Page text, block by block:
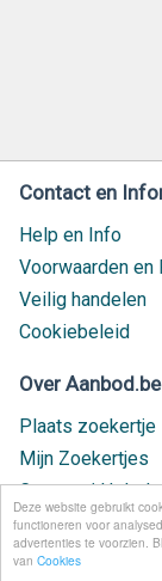
Deze website gebruikt
functioneren voor
advertenties te voorzien.
van Cookies
Contact en
Help en Info
Voorwaarden en
Veilig handelen
Cookiebeleid
Over Aanbod.be
Plaats zoekertje
Mijn Zoekertjes
Contact /
Nieuw geplaatst